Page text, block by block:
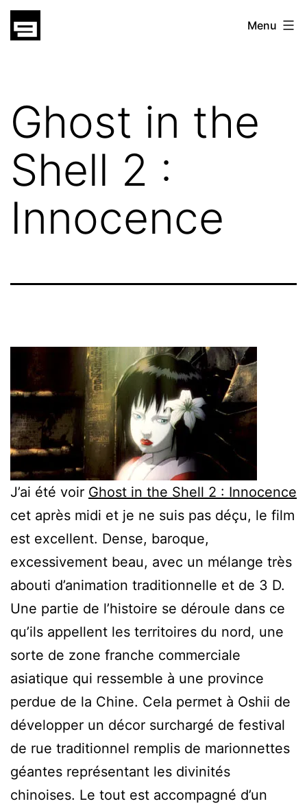
Skip
gatsu
Menu
Ghost in the
Shell 2 :
Innocence
J’ai été voir Ghost in the Shell 2 : Innocence
cet après midi et je ne suis pas déçu, le film
est excellent. Dense, baroque,
excessivement beau, avec un mélange très
abouti d’animation traditionnelle et de 3 D.
Une partie de l’histoire se déroule dans ce
qu’ils appellent les territoires du nord, une
sorte de zone franche commerciale
asiatique qui ressemble à une province
perdue de la Chine. Cela permet à Oshii de
développer un décor surchargé de festival
de rue traditionnel remplis de marionnettes
géantes représentant les divinités
chinoises. Le tout est accompagné d’un